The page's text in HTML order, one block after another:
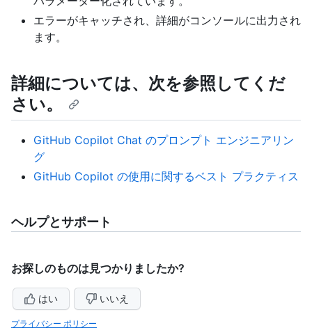
エラーがキャッチされ、詳細がコンソールに出力され
ます。
詳細については、次を参照してくだ
さい。
GitHub Copilot Chat のプロンプト エンジニアリン
グ
GitHub Copilot の使用に関するベスト プラクティス
ヘルプとサポート
お探しのものは見つかりましたか?
はい いいえ
プライバシー ポリシー